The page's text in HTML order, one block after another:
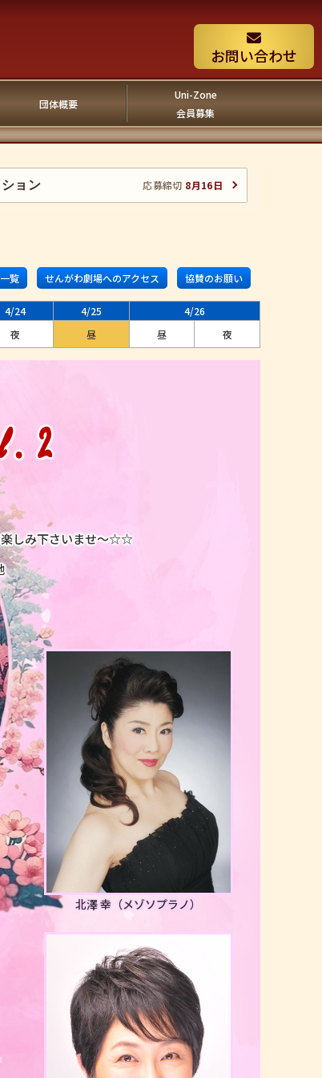
お問い合わせ
団体概要
Uni-Zone
会員募集
ョン 応募締切 8月16日
覧 せんがわ劇場へのアクセス 協賛のお願い
4/24 4/25
4/26
夜 昼 昼 夜
楽しみ下さいませ～☆☆
北澤 幸 （メゾソプラノ）